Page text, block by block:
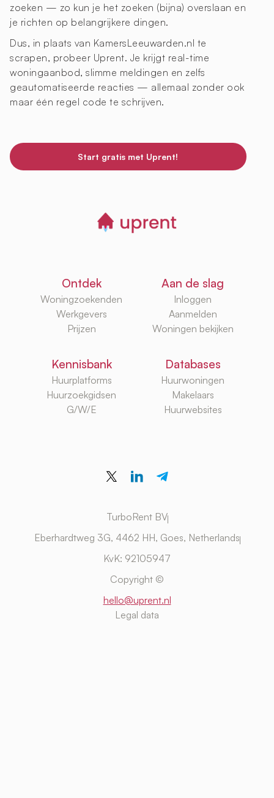
zoeken — zo kun je het zoeken (bijna) overslaan en
je richten op belangrijkere dingen.
Dus, in plaats van KamersLeeuwarden.nl te
scrapen, probeer Uprent. Je krijgt real-time
woningaanbod, slimme meldingen en zelfs
geautomatiseerde reacties — allemaal zonder ook
maar één regel code te schrijven.
Start gratis met Uprent!
Ontdek
Woningzoekenden
Werkgevers
Prijzen
Aan de slag
Inloggen
Aanmelden
Woningen bekijken
Kennisbank
Huurplatforms
Huurzoekgidsen
G/W/E
Databases
Huurwoningen
Makelaars
Huurwebsites
TurboRent BV
Eberhardtweg 3G, 4462 HH, Goes, Netherlands
KvK: 92105947
Copyright ©
hello@uprent.nl
Legal data